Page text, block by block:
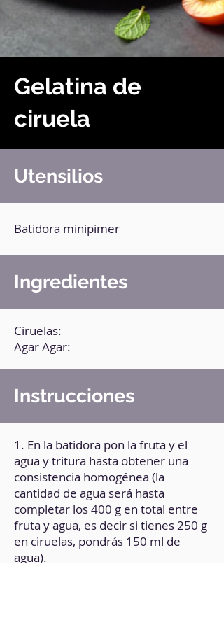
Gelatina de
ciruela
Utensilios
Batidora minipimer
Ingredientes
Ciruelas:
Agar Agar:
Instrucciones
1. En la batidora pon la fruta y el
agua y tritura hasta obtener una
consistencia homogénea (la
cantidad de agua será hasta
completar los 400 g en total entre
fruta y agua, es decir si tienes 250 g
en ciruelas, pondrás 150 ml de
agua).